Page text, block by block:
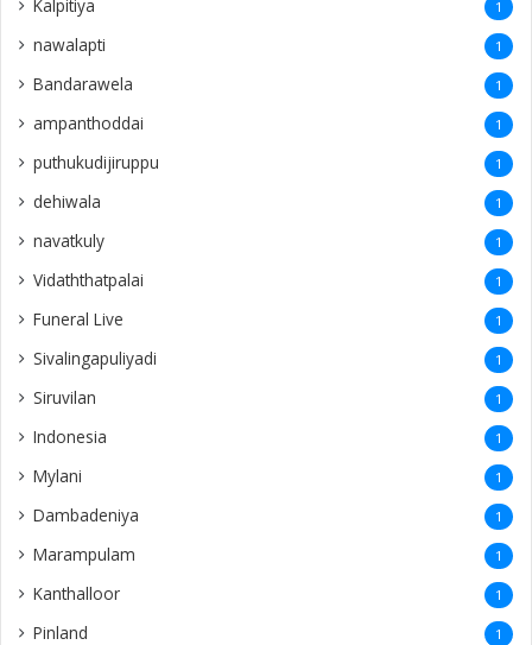
Kalpitiya 1
nawalapti 1
Bandarawela 1
ampanthoddai 1
puthukudijiruppu 1
dehiwala 1
navatkuly 1
Vidaththatpalai 1
Funeral Live 1
Sivalingapuliyadi 1
Siruvilan 1
Indonesia 1
Mylani 1
Dambadeniya 1
Marampulam 1
Kanthalloor 1
Pinland 1